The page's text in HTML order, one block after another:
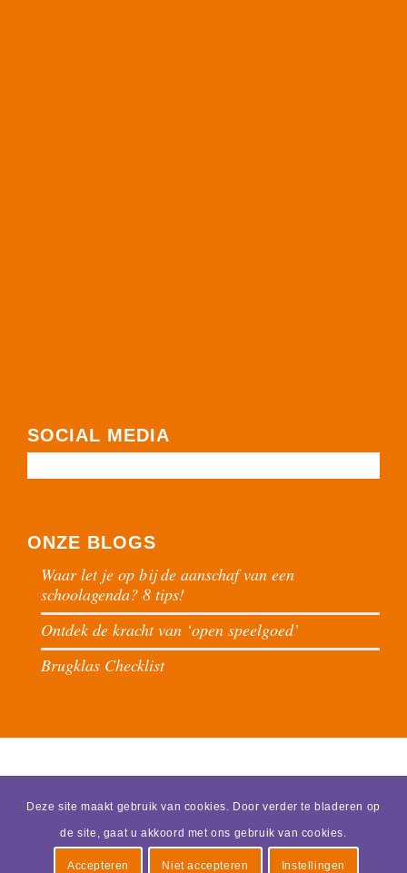
SOCIAL MEDIA
ONZE BLOGS
Waar let je op bij de aanschaf van een
schoolagenda? 8 tips!
Ontdek de kracht van ‘open speelgoed’
Brugklas Checklist
Deze site maakt gebruik van cookies. Door verder te bladeren op
de site, gaat u akkoord met ons gebruik van cookies.
Accepteren Niet accepteren Instellingen